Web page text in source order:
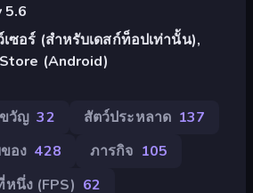
5.6
เซอร์ (สำหรับเดสก์ท็อปเท่านั้น),
(Android)
วัญ 32 สัตว์ประหลาด 137
อง 428 ภารกิจ 105
นึ่ง (FPS) 62